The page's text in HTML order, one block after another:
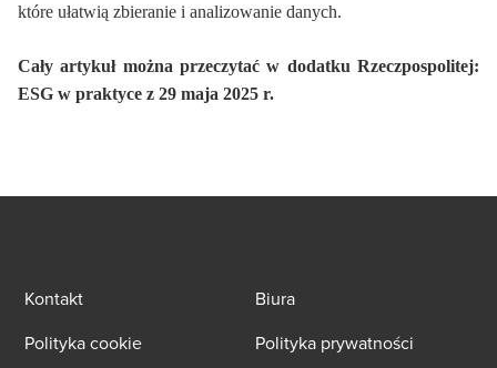
które ułatwią zbieranie i analizowanie danych.
Cały artykuł można przeczytać w dodatku Rzeczpospolitej:
ESG w praktyce z 29 maja 2025 r.
Kontakt
Biura
Polityka cookie
Polityka prywatności